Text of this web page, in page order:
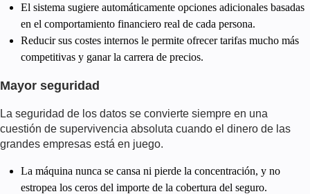
El sistema sugiere automáticamente opciones adicionales basadas
en el comportamiento financiero real de cada persona.
Reducir sus costes internos le permite ofrecer tarifas mucho más
competitivas y ganar la carrera de precios.
Mayor seguridad
La seguridad de los datos se convierte siempre en una
cuestión de supervivencia absoluta cuando el dinero de las
grandes empresas está en juego.
La máquina nunca se cansa ni pierde la concentración, y no
estropea los ceros del importe de la cobertura del seguro.